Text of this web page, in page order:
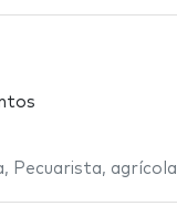
, Pecuarista, agrícola